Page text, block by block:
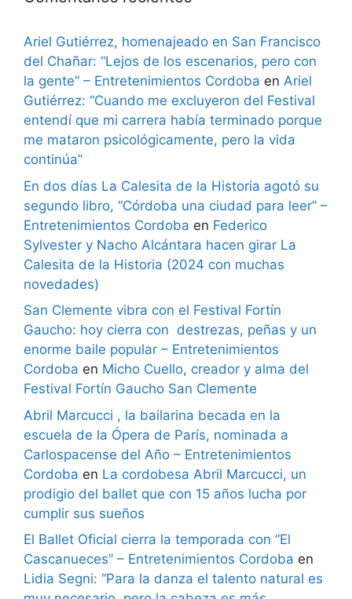
Ariel Gutiérrez, homenajeado en San Francisco
del Chañar: “Lejos de los escenarios, pero con
la gente” – Entretenimientos Cordoba en Ariel
Gutiérrez: “Cuando me excluyeron del Festival
entendí que mi carrera había terminado porque
me mataron psicológicamente, pero la vida
continúa”
En dos días La Calesita de la Historia agotó su
segundo libro, “Córdoba una ciudad para leer” –
Entretenimientos Cordoba en Federico
Sylvester y Nacho Alcántara hacen girar La
Calesita de la Historia (2024 con muchas
novedades)
San Clemente vibra con el Festival Fortín
Gaucho: hoy cierra con destrezas, peñas y un
enorme baile popular – Entretenimientos
Cordoba en Micho Cuello, creador y alma del
Festival Fortín Gaucho San Clemente
Abril Marcucci , la bailarina becada en la
escuela de la Ópera de París, nominada a
Carlospacense del Año – Entretenimientos
Cordoba en La cordobesa Abril Marcucci, un
prodigio del ballet que con 15 años lucha por
cumplir sus sueños
El Ballet Oficial cierra la temporada con “El
Cascanueces” – Entretenimientos Cordoba en
Lidia Segni: “Para la danza el talento natural es